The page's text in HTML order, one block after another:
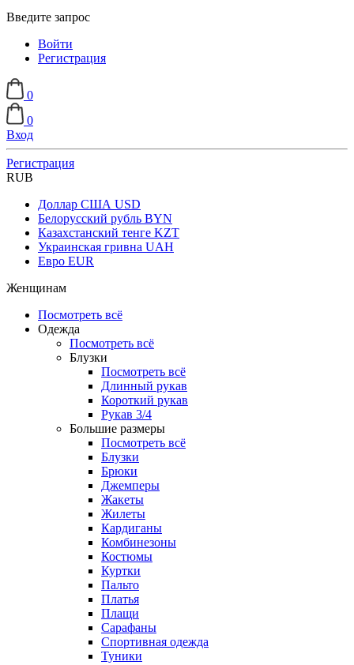
Введите запрос
Войти
Регистрация
0
0
Вход
Регистрация
RUB
Доллар США USD
Белорусский рубль BYN
Казахстанский тенге KZT
Украинская гривна UAH
Евро EUR
Женщинам
Посмотреть всё
Одежда
Посмотреть всё
Блузки
Посмотреть всё
Длинный рукав
Короткий рукав
Рукав 3/4
Большие размеры
Посмотреть всё
Блузки
Брюки
Джемперы
Жакеты
Жилеты
Кардиганы
Комбинезоны
Костюмы
Куртки
Пальто
Платья
Плащи
Сарафаны
Спортивная одежда
Туники